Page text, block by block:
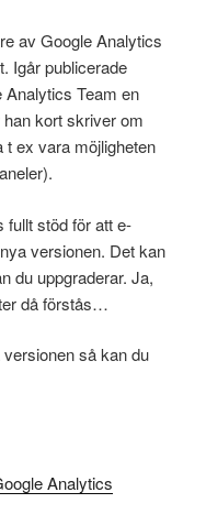
av Google Analytics
Igår publicerade
Analytics Team en
kort skriver om
t ex vara möjligheten
fullt stöd för att e-
versionen. Det kan
du uppgraderar. Ja,
då förstås…
så kan du
Analytics